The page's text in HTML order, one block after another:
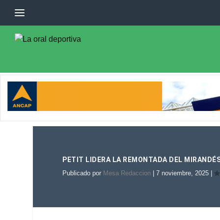
PETIT LIDERA LA REMONTADA DEL
Publicado por Mesa Redaccion |7 noviembre, 2025